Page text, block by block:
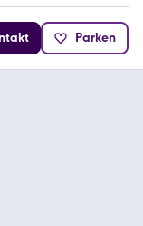
Parken